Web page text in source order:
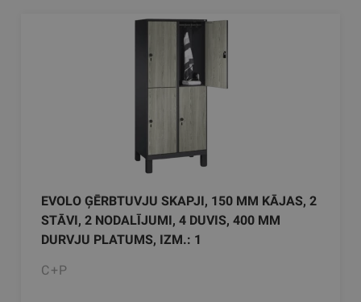
EVOLO ĢĒRBTUVJU SKAPJI, 150 MM KĀJAS, 2
STĀVI, 2 NODALĪJUMI, 4 DUVIS, 400 MM
DURVJU PLATUMS, IZM.: 1
C+P